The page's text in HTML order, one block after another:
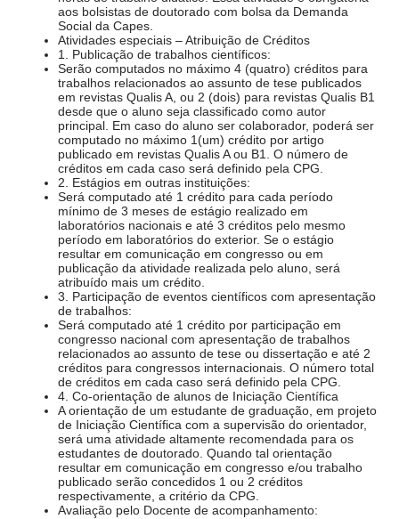
aos bolsistas de doutorado com bolsa da Demanda
Social da Capes.
Atividades especiais – Atribuição de Créditos
1. Publicação de trabalhos científicos:
Serão computados no máximo 4 (quatro) créditos para
trabalhos relacionados ao assunto de tese publicados
em revistas Qualis A, ou 2 (dois) para revistas Qualis B1
desde que o aluno seja classificado como autor
principal. Em caso do aluno ser colaborador, poderá ser
computado no máximo 1(um) crédito por artigo
publicado em revistas Qualis A ou B1. O número de
créditos em cada caso será definido pela CPG.
2. Estágios em outras instituições:
Será computado até 1 crédito para cada período
mínimo de 3 meses de estágio realizado em
laboratórios nacionais e até 3 créditos pelo mesmo
período em laboratórios do exterior. Se o estágio
resultar em comunicação em congresso ou em
publicação da atividade realizada pelo aluno, será
atribuído mais um crédito.
3. Participação de eventos científicos com apresentação
de trabalhos:
Será computado até 1 crédito por participação em
congresso nacional com apresentação de trabalhos
relacionados ao assunto de tese ou dissertação e até 2
créditos para congressos internacionais. O número total
de créditos em cada caso será definido pela CPG.
4. Co-orientação de alunos de Iniciação Científica
A orientação de um estudante de graduação, em projeto
de Iniciação Científica com a supervisão do orientador,
será uma atividade altamente recomendada para os
estudantes de doutorado. Quando tal orientação
resultar em comunicação em congresso e/ou trabalho
publicado serão concedidos 1 ou 2 créditos
respectivamente, a critério da CPG.
Avaliação pelo Docente de acompanhamento: